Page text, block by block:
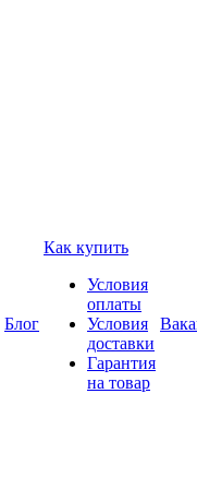
Блог
Как купить
Условия
оплаты
Условия
доставки
Гарантия
на товар